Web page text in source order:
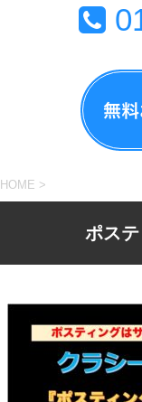
HOME >
ポス